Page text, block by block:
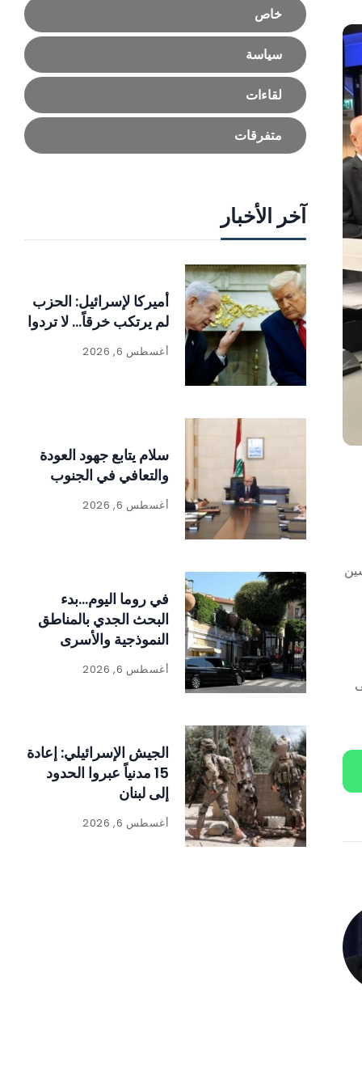
خاص
سياسة
لقاءات
متفرقات
آخر الأخبار
أميركا لإسرائيل: الحزب
لم يرتكب خرقاً… لا تردوا
أغسطس 6, 2026
سلام يتابع جهود العودة
والتعافي في الجنوب
أغسطس 6, 2026
في روما اليوم…بدء
البحث الجدي بالمناطق
النموذجية والأسرى
بشقين
أغسطس 6, 2026
الجيش الإسرائيلي: إعادة
15 مدنياً عبروا الحدود
إلى لبنان
أغسطس 6, 2026